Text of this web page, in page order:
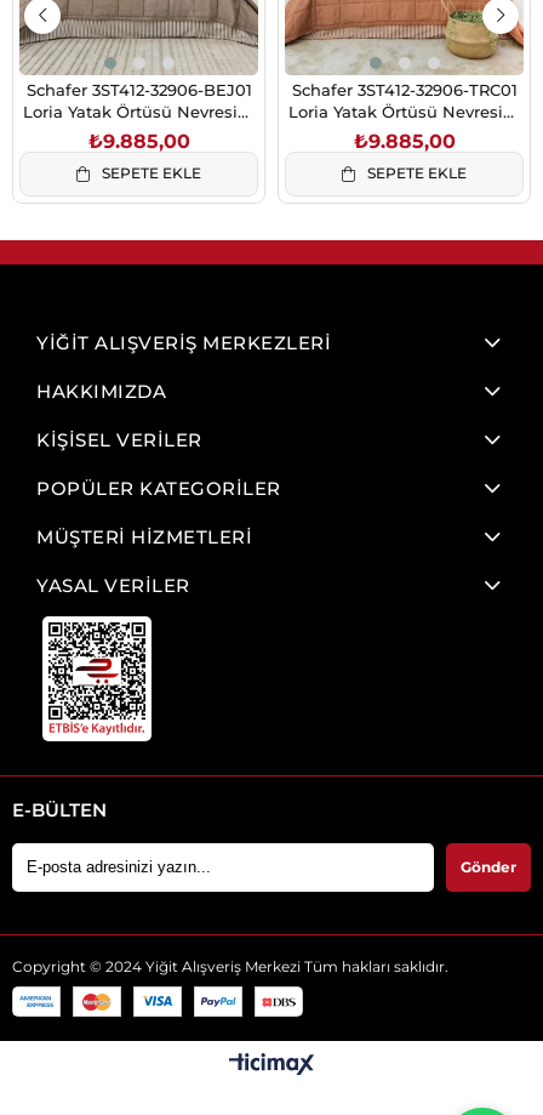
Schafer 3ST412-32906-BEJ01
Loria Yatak Örtüsü Nevresim
Seti 7 Prç.-Bej
₺9.885,00
SEPETE EKLE
Schafer 3ST412-32906-TRC01
Loria Yatak Örtüsü Nevresim
Seti 7 Prç.-Turuncu
₺9.885,00
SEPETE EKLE
YİĞİT ALIŞVERİŞ MERKEZLERİ
HAKKIMIZDA
KİŞİSEL VERİLER
POPÜLER KATEGORİLER
MÜŞTERİ HİZMETLERİ
YASAL VERİLER
E-BÜLTEN
Gönder
Copyright © 2024 Yiğit Alışveriş Merkezi Tüm hakları saklıdır.